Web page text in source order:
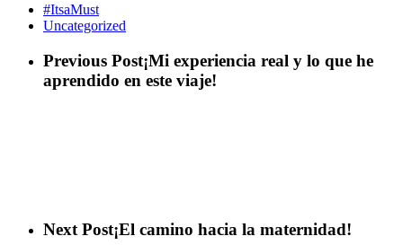
#ItsaMust
Uncategorized
Previous Post¡Mi experiencia real y lo que he
aprendido en este viaje!
Next Post¡El camino hacia la maternidad!